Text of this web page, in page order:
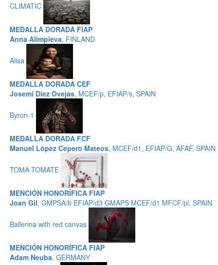
CLIMATIC
MEDALLA DORADA FIAP
Anna Alimpieva, FINLAND
Alisa
MEDALLA DORADA CEF
Josemi Diez Ovejas, MCEF/p, EFIAP/s, SPAIN
Byron-1
MEDALLA DORADA FCF
Manuel López Cepero Mateos, MCEF/d1, EFIAP/G, AFAF, SPAIN
TOMA TOMATE
MENCIÓN HONORÍFICA FIAP
Joan Gil, GMPSA/b EFIAP/d3 GMAPS MCEF/d1 MFCF/pl, SPAIN
Ballerina with red canvas
MENCIÓN HONORÍFICA FIAP
Adam Neuba, GERMANY